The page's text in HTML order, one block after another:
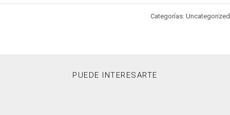
Categorías: Uncategorized
PUEDE INTERESARTE